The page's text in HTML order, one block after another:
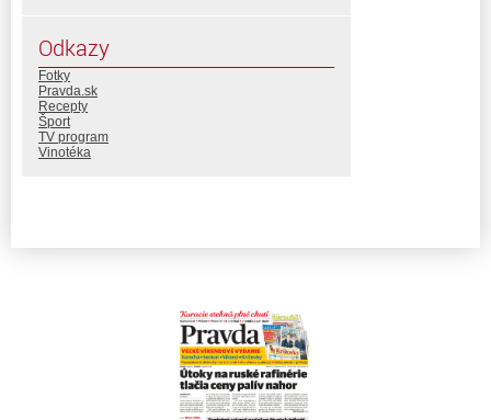
Odkazy
Fotky
Pravda.sk
Recepty
Šport
TV program
Vinotéka